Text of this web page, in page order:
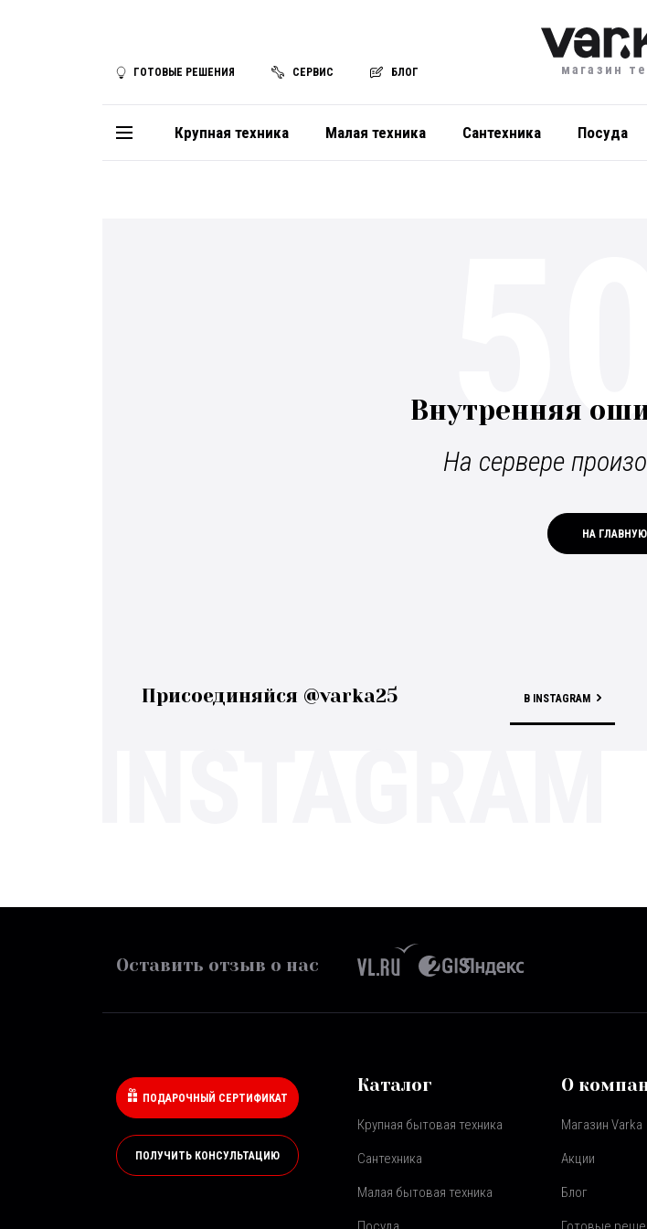
ГОТОВЫЕ РЕШЕНИЯ СЕРВИС БЛОГ магазин
Крупная техника Малая техника Сантехника Посуда
Внутренняя
На сервере
НА ГЛАВНУЮ
Присоединяйся @varka25 В INSTAGRAM
Оставить отзыв о нас
ПОДАРОЧНЫЙ СЕРТИФИКАТ
ПОЛУЧИТЬ КОНСУЛЬТАЦИЮ
Каталог
Крупная бытовая техника
Сантехника
Малая бытовая техника
О
Магазин Varka
Акции
Блог